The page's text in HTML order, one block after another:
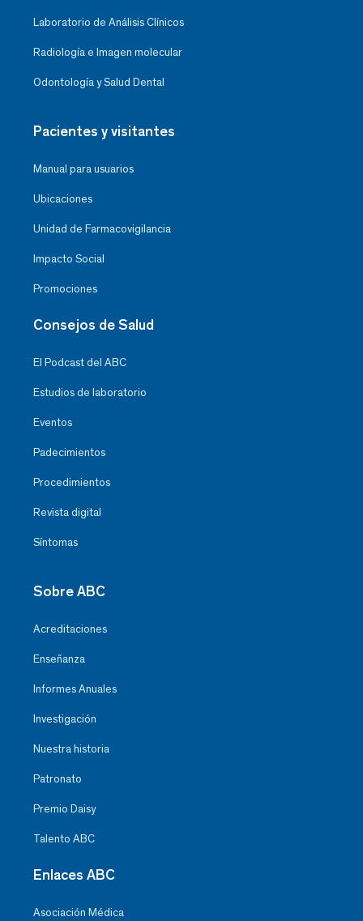
Laboratorio de Análisis Clínicos
Radiología e Imagen molecular
Odontología y Salud Dental
Pacientes y visitantes
Manual para usuarios
Ubicaciones
Unidad de Farmacovigilancia
Impacto Social
Promociones
Consejos de Salud
El Podcast del ABC
Estudios de laboratorio
Eventos
Padecimientos
Procedimientos
Revista digital
Síntomas
Sobre ABC
Acreditaciones
Enseñanza
Informes Anuales
Investigación
Nuestra historia
Patronato
Premio Daisy
Talento ABC
Enlaces ABC
Asociación Médica